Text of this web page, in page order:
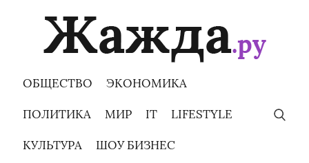
ОБЩЕСТВО ЭКОНОМИКА
ПОЛИТИКА МИР IT LIFESTYLE
КУЛЬТУРА ШОУ БИЗНЕС